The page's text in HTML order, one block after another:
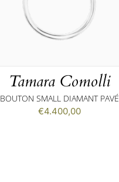
Tamara Comolli
BOUTON SMALL DIAMANT PAVÉ
€4.400,00